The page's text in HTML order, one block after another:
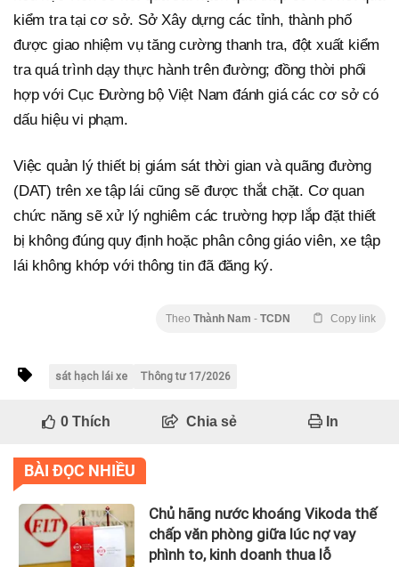
kiểm tra tại cơ sở. Sở Xây dựng các tỉnh, thành phố
được giao nhiệm vụ tăng cường thanh tra, đột xuất kiểm
tra quá trình dạy thực hành trên đường; đồng thời phối
hợp với Cục Đường bộ Việt Nam đánh giá các cơ sở có
dấu hiệu vi phạm.
Việc quản lý thiết bị giám sát thời gian và quãng đường
(DAT) trên xe tập lái cũng sẽ được thắt chặt. Cơ quan
chức năng sẽ xử lý nghiêm các trường hợp lắp đặt thiết
bị không đúng quy định hoặc phân công giáo viên, xe tập
lái không khớp với thông tin đã đăng ký.
Theo Thành Nam - TCDN Copy link
sát hạch lái xe Thông tư 17/2026
0Thích Chia sẻ In
BÀI ĐỌC NHIỀU
Chủ hãng nước khoáng Vikoda thế
chấp văn phòng giữa lúc nợ vay
phình to, kinh doanh thua lỗ